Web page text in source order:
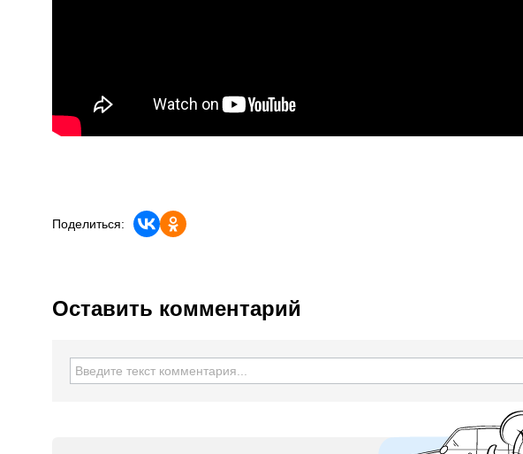
Поделиться:
Оставить комментарий